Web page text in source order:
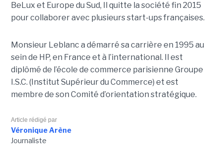
BeLux et Europe du Sud, Il quitte la société fin 2015
pour collaborer avec plusieurs start-ups françaises.
Monsieur Leblanc a démarré sa carrière en 1995 au
sein de HP, en France et à l’international. Il est
diplômé de l’école de commerce parisienne Groupe
I.S.C. (Institut Supérieur du Commerce) et est
membre de son Comité d’orientation stratégique.
Article rédigé par
Véronique Arène
Journaliste